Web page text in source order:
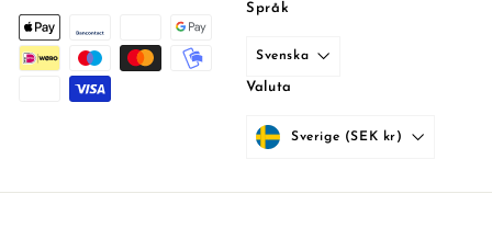
Språk
Svenska
Valuta
Sverige (SEK kr)